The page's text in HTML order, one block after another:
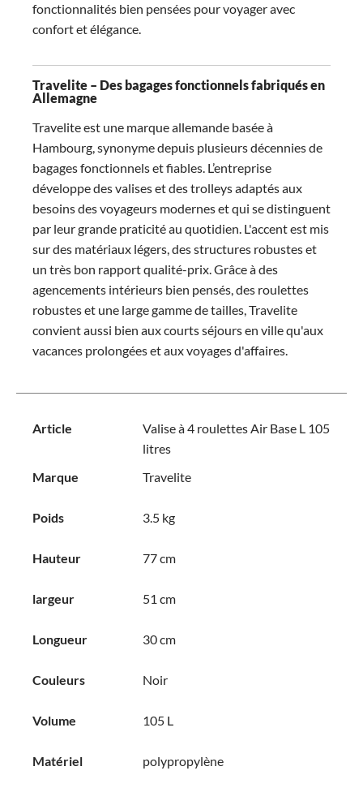
fonctionnalités bien pensées pour voyager avec
confort et élégance.
Travelite – Des bagages fonctionnels fabriqués en
Allemagne
Travelite est une marque allemande basée à
Hambourg, synonyme depuis plusieurs décennies de
bagages fonctionnels et fiables. L’entreprise
développe des valises et des trolleys adaptés aux
besoins des voyageurs modernes et qui se distinguent
par leur grande praticité au quotidien. L'accent est mis
sur des matériaux légers, des structures robustes et
un très bon rapport qualité-prix. Grâce à des
agencements intérieurs bien pensés, des roulettes
robustes et une large gamme de tailles, Travelite
convient aussi bien aux courts séjours en ville qu'aux
vacances prolongées et aux voyages d'affaires.
Article
Valise à 4 roulettes Air Base L 105
litres
Marque
Travelite
Poids 3.5 kg
Hauteur 77 cm
largeur 51 cm
Longueur 30 cm
Couleurs Noir
Volume 105 L
Matériel polypropylène